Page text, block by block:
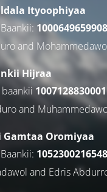
Ityoophiyaa
1000649659908
and
Hijraa
1007128830001
and
Oromiyaa
1052300216548
and Edris